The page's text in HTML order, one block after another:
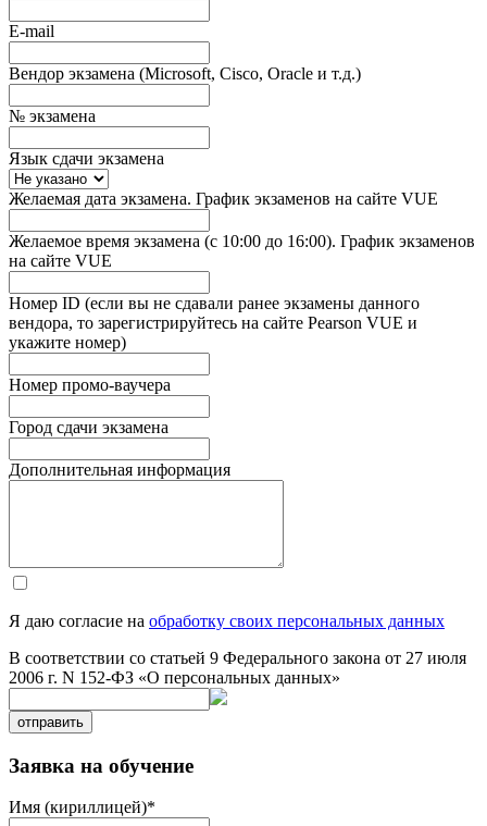
E-mail
Вендор экзамена (Microsoft, Cisco, Oracle и т.д.)
№ экзамена
Язык сдачи экзамена
Желаемая дата экзамена. График экзаменов на сайте VUE
Желаемое время экзамена (с 10:00 до 16:00). График экзаменов
на сайте VUE
Номер ID (если вы не сдавали ранее экзамены данного
вендора, то зарегистрируйтесь на сайте Pearson VUE и
укажите номер)
Номер промо-ваучера
Город сдачи экзамена
Дополнительная информация
Я даю согласие на обработку своих персональных данных
В соответствии со статьей 9 Федерального закона от 27 июля
2006 г. N 152-ФЗ «О персональных данных»
отправить
Заявка на обучение
Имя (кириллицей)*